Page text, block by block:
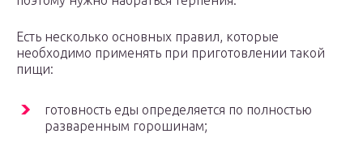
Есть несколько основных правил, которые
необходимо применять при приготовлении такой
пищи:
готовность еды определяется по полностью
разваренным горошинам;